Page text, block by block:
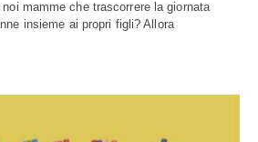
mamme che trascorrere la giornata
insieme ai propri figli? Allora